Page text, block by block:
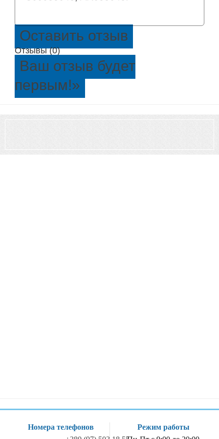
Оставить отзыв
Отзывы (0)
Ваш отзыв будет
первым!»
Номера телефонов
Режим работы